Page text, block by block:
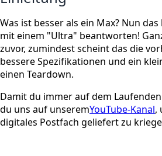
Was ist besser als ein Max? Nun
mit einem "Ultra" beantworten!
zuvor, zumindest scheint das die
bessere Spezifikationen und ein
einen Teardown.
Damit du immer auf dem
du uns auf unseremYouTube-Kanal,
digitales Postfach geliefert zu